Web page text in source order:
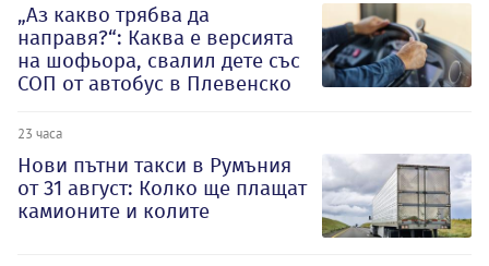
„Аз какво трябва да
направя?“: Каква е версията
на шофьора, свалил дете със
СОП от автобус в Плевенско
23 часа
Нови пътни такси в Румъния
от 31 август: Колко ще плащат
камионите и колите